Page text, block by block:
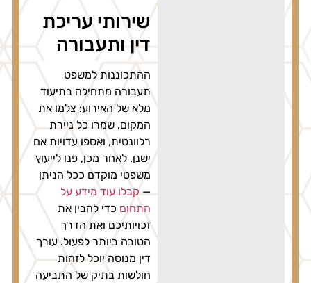
שירותי עריכת
דין ותעבורה
ההתכוננות למשפט
תעבורה מתחילה בתיעוד
מלא של האירוע: צלמו את
המקום, שמרו כל ניירת
רלוונטית, ואספו עדויות אם
ישנן. לאחר מכן, פנו לייעוץ
משפטי מוקדם ככל הניתן
—קבלו עוד מידע על
התחום כדי להבין את
זכויותיכם ואת הדרך
הטובה ביותר לפעול. עורך
דין מנוסה יוכל לזהות
חולשות בתיק של התביעה